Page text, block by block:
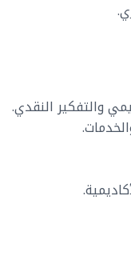
والتفكير النقدي.